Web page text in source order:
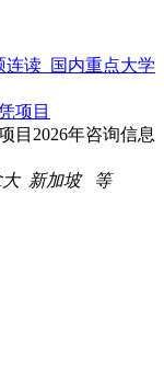
目2026年咨询信息
大 新加坡 等